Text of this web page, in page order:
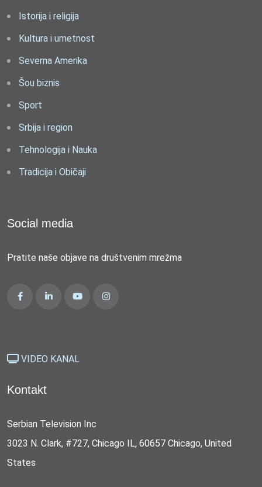
Istorija i religija
Kultura i umetnost
Severna Amerika
Šou biznis
Sport
Srbija i region
Tehnologija i Nauka
Tradicija i Običaji
Social media
Pratite naše objave na društvenim mrežma
VIDEO KANAL
Kontakt
Serbian Television Inc
3023 N. Clark, #727, Chicago IL, 60657 Chicago, United
States